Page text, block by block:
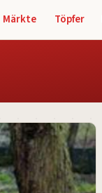
Märkte Töpfer